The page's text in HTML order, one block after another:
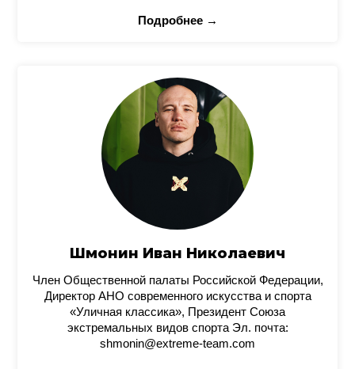
Подробнее →
Шмонин Иван Николаевич
Член Общественной палаты Российской Федерации,
Директор АНО современного искусства и спорта
«Уличная классика», Президент Союза
экстремальных видов спорта Эл. почта:
shmonin@extreme-team.com